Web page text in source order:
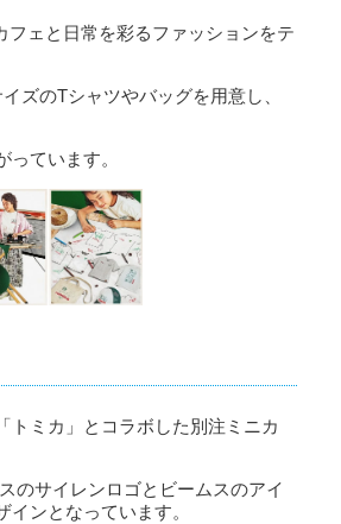
フェと日常を彩るファッションをテ
ズのTシャツやバッグを用意し、
ています。
トミカ」とコラボした別注ミニカ
のサイレンロゴとビームスのアイ
ンとなっています。